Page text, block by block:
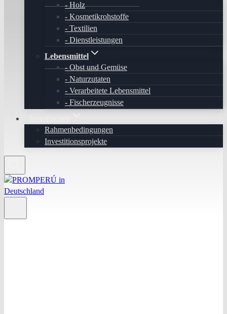
Holz
Kosmetikrohstoffe
Textilien
Dienstleistungen
Lebensmittel
Obst und Gemüse
Naturzutaten
Verarbeitete Lebensmittel
Fischerzeugnisse
Rahmenbedingungen
Investitionsprojekte